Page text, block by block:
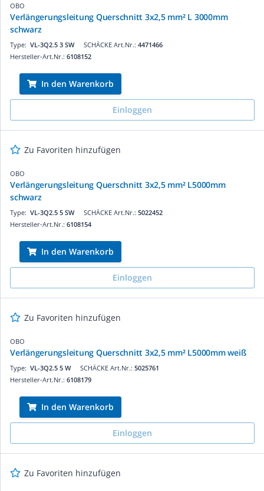
OBO
Verlängerungsleitung Querschnitt 3x2,5 mm² L 3000mm
schwarz
SCHÄCKE Art.Nr.: 4471466
Type: VL-3Q2.5 3 SW
Hersteller-Art.Nr.: 6108152
In den Warenkorb
Einloggen
Zu Favoriten hinzufügen
OBO
Verlängerungsleitung Querschnitt 3x2,5 mm² L5000mm
schwarz
SCHÄCKE Art.Nr.: 5022452
Type: VL-3Q2.5 5 SW
Hersteller-Art.Nr.: 6108154
In den Warenkorb
Einloggen
Zu Favoriten hinzufügen
OBO
Verlängerungsleitung Querschnitt 3x2,5 mm² L5000mm weiß
SCHÄCKE Art.Nr.: 5025761
Type: VL-3Q2.5 5 W
Hersteller-Art.Nr.: 6108179
In den Warenkorb
Einloggen
Zu Favoriten hinzufügen